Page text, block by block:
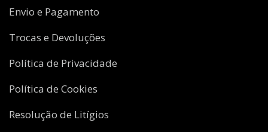
Envio e Pagamento
Trocas e Devoluções
Política de Privacidade
Política de Cookies
Resolução de Litígios